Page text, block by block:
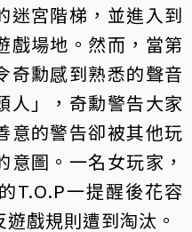
迷宮階梯，並進入到
戲場地。然而，當第
奇勳感到熟悉的聲音
人」，奇勳警告大家
意的警告卻被其他玩
圖。一名女玩家，
T.O.P一提醒後花容
戲規則遭到淘汰。